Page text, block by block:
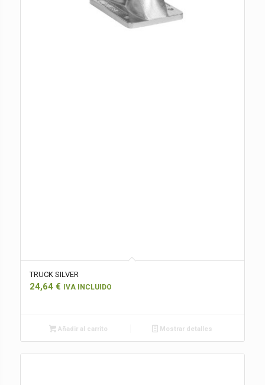
TRUCK SILVER
24,64 € IVA INCLUIDO
Añadir al carrito Mostrar detalles